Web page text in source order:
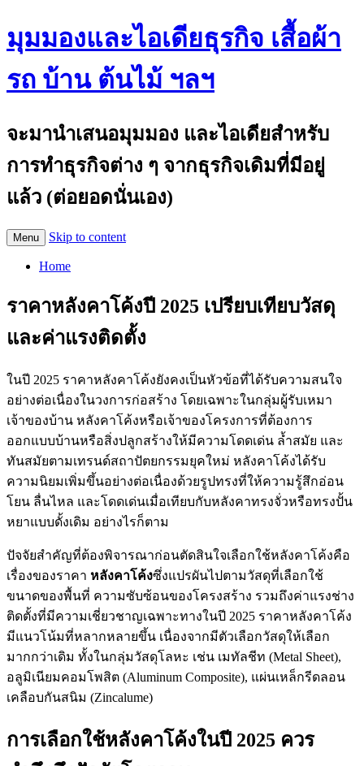
มุมมองและไอเดียธุรกิจ เสื้อผ้า
รถ บ้าน ต้นไม้ ฯลฯ
จะมานำเสนอมุมมอง และไอเดียสำหรับ
การทำธุรกิจต่าง ๆ จากธุรกิจเดิมที่มีอยู่
แล้ว (ต่อยอดนั่นเอง)
Menu Skip to content
Home
ราคาหลังคาโค้งปี 2025 เปรียบเทียบวัสดุ
และค่าแรงติดตั้ง
ในปี 2025 ราคาหลังคาโค้งยังคงเป็นหัวข้อที่ได้รับความสนใจ
อย่างต่อเนื่องในวงการก่อสร้าง โดยเฉพาะในกลุ่มผู้รับเหมา
เจ้าของบ้าน หลังคาโค้งหรือเจ้าของโครงการที่ต้องการ
ออกแบบบ้านหรือสิ่งปลูกสร้างให้มีความโดดเด่น ล้ำสมัย และ
ทันสมัยตามเทรนด์สถาปัตยกรรมยุคใหม่ หลังคาโค้งได้รับ
ความนิยมเพิ่มขึ้นอย่างต่อเนื่องด้วยรูปทรงที่ให้ความรู้สึกอ่อน
โยน ลื่นไหล และโดดเด่นเมื่อเทียบกับหลังคาทรงจั่วหรือทรงปั้น
หยาแบบดั้งเดิม อย่างไรก็ตาม
ปัจจัยสำคัญที่ต้องพิจารณาก่อนตัดสินใจเลือกใช้หลังคาโค้งคือ
เรื่องของราคา หลังคาโค้งซึ่งแปรผันไปตามวัสดุที่เลือกใช้
ขนาดของพื้นที่ ความซับซ้อนของโครงสร้าง รวมถึงค่าแรงช่าง
ติดตั้งที่มีความเชี่ยวชาญเฉพาะทางในปี 2025 ราคาหลังคาโค้ง
มีแนวโน้มที่หลากหลายขึ้น เนื่องจากมีตัวเลือกวัสดุให้เลือก
มากกว่าเดิม ทั้งในกลุ่มวัสดุโลหะ เช่น เมทัลชีท (Metal Sheet),
อลูมิเนียมคอมโพสิต (Aluminum Composite), แผ่นเหล็กรีดลอน
เคลือบกันสนิม (Zincalume)
การเลือกใช้หลังคาโค้งในปี 2025 ควร